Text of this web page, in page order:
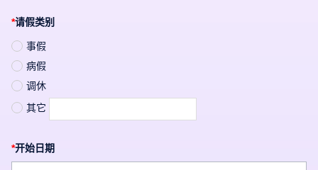
*请假类别
事假
病假
调休
其它
*开始日期